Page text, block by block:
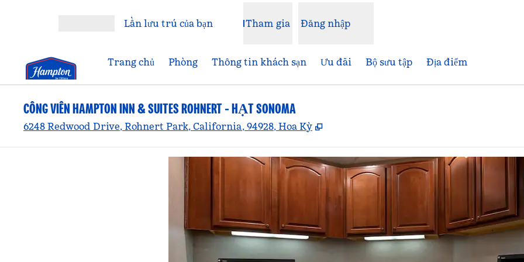
Lần lưu trú của bạn Tham gia Đăng nhập
Trang chủ Phòng Thông tin khách sạn Ưu đãi Bộ sưu tập Địa điểm
CÔNG VIÊN HAMPTON INN & SUITES ROHNERT - HẠT SONOMA
6248 Redwood Drive, Rohnert Park, California, 94928, Hoa Kỳ ,